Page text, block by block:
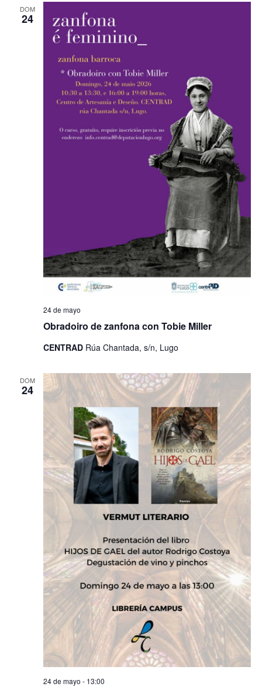
DOM
24
Obradoiro de zanfona con Tobie Miller
24 de mayo
CENTRAD Rúa Chantada, s/n, Lugo
DOM
24
24 de mayo - 13:00